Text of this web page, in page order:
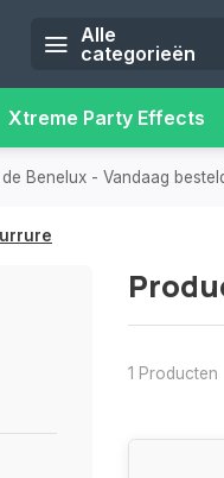
Alle
categorieën
Xtreme Party Effects
Benelux - Vandaag
1 Producten